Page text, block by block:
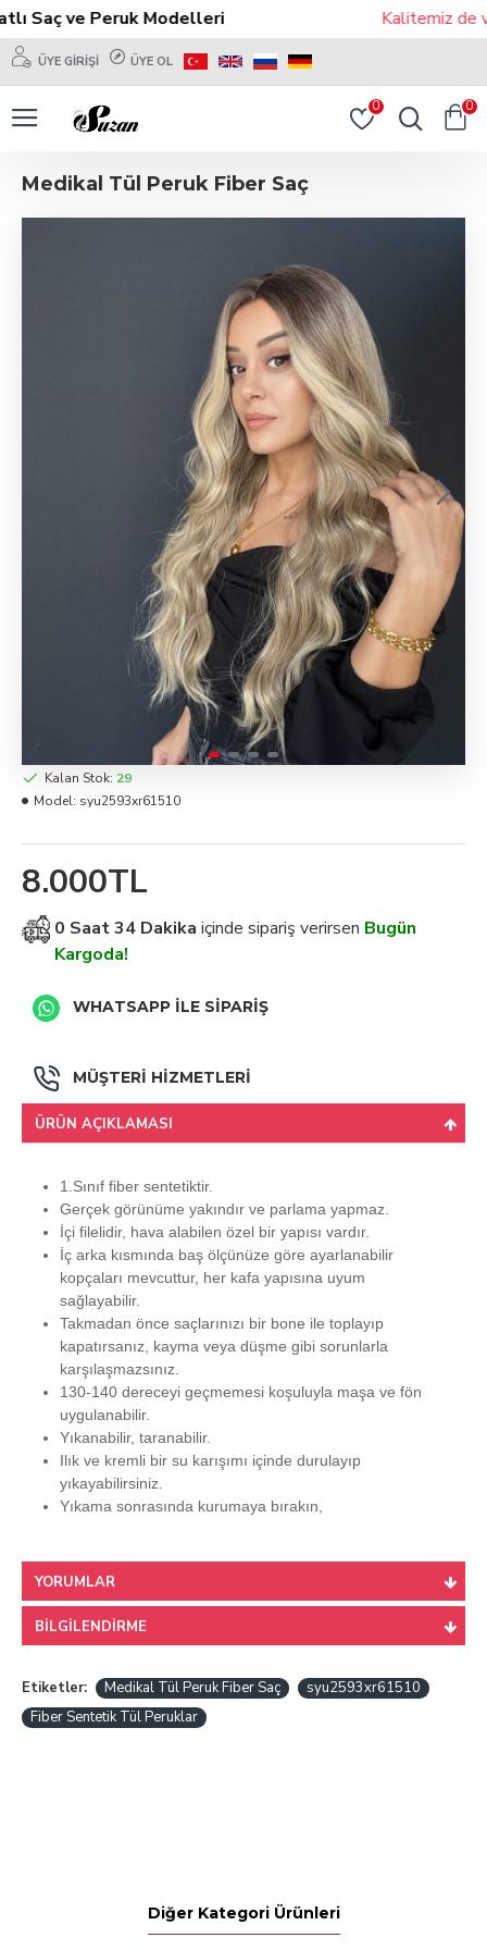
Saç ve Peruk Modelleri Kalitemiz de
ÜYE GIRIŞI ÜYE OL
0 0
Medikal Tül Peruk Fiber Saç
8.000TL
Kalan Stok: 29
Model: syu2593xr61510
0 Saat 34 Dakika içinde sipariş verirsen Bugün
Kargoda!
WHATSAPP İLE SİPARİŞ
MÜŞTERİ HİZMETLERİ
ÜRÜN AÇIKLAMASI
1.Sınıf fiber sentetiktir.
Gerçek görünüme yakındır ve parlama yapmaz.
İçi filelidir, hava alabilen özel bir yapısı vardır.
İç arka kısmında baş ölçünüze göre ayarlanabilir
kopçaları mevcuttur, her kafa yapısına uyum
sağlayabilir.
Takmadan önce saçlarınızı bir bone ile toplayıp
kapatırsanız, kayma veya düşme gibi sorunlarla
karşılaşmazsınız.
130-140 dereceyi geçmemesi koşuluyla maşa ve fön
uygulanabilir.
Yıkanabilir, taranabilir.
Ilık ve kremli bir su karışımı içinde durulayıp
yıkayabilirsiniz.
Yıkama sonrasında kurumaya bırakın,
YORUMLAR
BILGILENDIRME
Etiketler: Medikal Tül Peruk Fiber Saç
syu2593xr61510
Fiber Sentetik Tül Peruklar
Diğer Kategori Ürünleri